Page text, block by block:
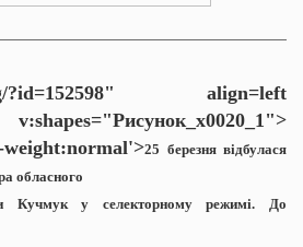
?id=152598" align=left
25 березня відбулася
обласного
Кучмук у селекторному режимі. До